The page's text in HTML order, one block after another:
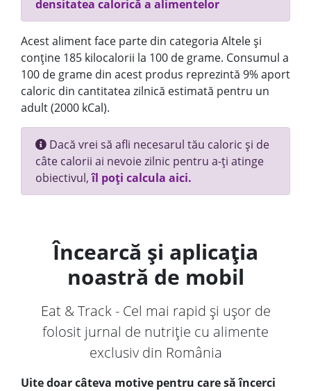
densitatea calorică a alimentelor
Acest aliment face parte din categoria Altele și
conține 185 kilocalorii la 100 de grame. Consumul a
100 de grame din acest produs reprezintă 9% aport
caloric din cantitatea zilnică estimată pentru un
adult (2000 kCal).
Dacă vrei să afli necesarul tău caloric și de
câte calorii ai nevoie zilnic pentru a-ți atinge
obiectivul,îl poți calcula aici.
Încearcă și aplicația
noastră de mobil
Eat & Track - Cel mai rapid și ușor de
folosit jurnal de nutriție cu alimente
exclusiv din România
Uite doar câteva motive pentru care să încerci